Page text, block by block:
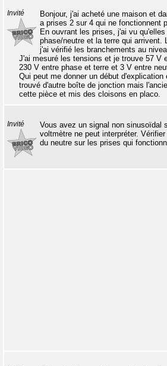
Invité
Bonjour, j'ai acheté une maison et
a prises 2 sur 4 qui ne fonctionnent
En ouvrant les prises, j'ai vu
phase/neutre et la terre qui arrivent.
j'ai vérifié les branchements au
J'ai mesuré les tensions et je trouve 57 V
230 V entre phase et terre et 3 V entre
Qui peut me donner un début
trouvé d'autre boîte de jonction mais
cette pièce et mis des cloisons en placo.
Invité
Vous avez un signal non sinusoïdal
voltmètre ne peut interpréter.
du neutre sur les prises qui